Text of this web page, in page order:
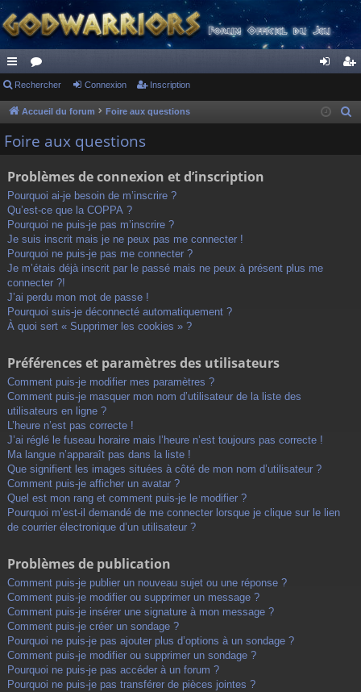
ac
co
ur
s
or
u ne cri
Rechercher Connexion Inscription
Accueil du forum Foire aux questions
Foire aux questions
Problèmes de connexion et d’inscription
Pourquoi ai-je besoin de m’inscrire ?
Qu’est-ce que la COPPA ?
Pourquoi ne puis-je pas m’inscrire ?
Je suis inscrit mais je ne peux pas me connecter !
Pourquoi ne puis-je pas me connecter ?
Je m’étais déjà inscrit par le passé mais ne peux à présent plus me
connecter ?!
J’ai perdu mon mot de passe !
Pourquoi suis-je déconnecté automatiquement ?
À quoi sert « Supprimer les cookies » ?
Préférences et paramètres des utilisateurs
Comment puis-je modifier mes paramètres ?
Comment puis-je masquer mon nom d’utilisateur de la liste des
utilisateurs en ligne ?
L’heure n’est pas correcte !
J’ai réglé le fuseau horaire mais l’heure n’est toujours pas correcte !
Ma langue n’apparaît pas dans la liste !
Que signifient les images situées à côté de mon nom d’utilisateur ?
Comment puis-je afficher un avatar ?
Quel est mon rang et comment puis-je le modifier ?
Pourquoi m’est-il demandé de me connecter lorsque je clique sur le lien
de courrier électronique d’un utilisateur ?
Problèmes de publication
Comment puis-je publier un nouveau sujet ou une réponse ?
Comment puis-je modifier ou supprimer un message ?
Comment puis-je insérer une signature à mon message ?
Comment puis-je créer un sondage ?
Pourquoi ne puis-je pas ajouter plus d’options à un sondage ?
Comment puis-je modifier ou supprimer un sondage ?
Pourquoi ne puis-je pas accéder à un forum ?
Pourquoi ne puis-je pas transférer de pièces jointes ?